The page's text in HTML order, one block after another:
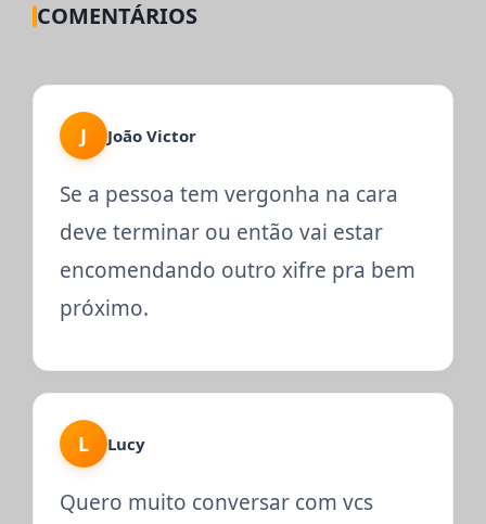
COMENTÁRIOS
J João Victor
Se a pessoa tem vergonha na cara
deve terminar ou então vai estar
encomendando outro xifre pra bem
próximo.
L Lucy
Quero muito conversar com vcs